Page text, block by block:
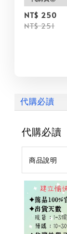
NT$ 250
NT$ 251
代購必讀
代購必讀
商品說明